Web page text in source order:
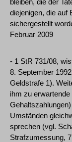
bleiben, die der
diejenigen, die auf
sichergestellt
Februar 2009
- 1 StR 731/08,
8. September
Geldstrafe 1).
ihm zu
Umständen
sprechen (vgl.
Strafzumessung,